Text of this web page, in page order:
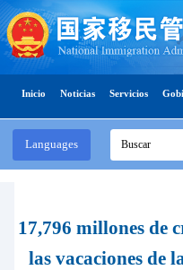
Languages
Inicio Noticias Servicios
17,796 millones de
las vacaciones de